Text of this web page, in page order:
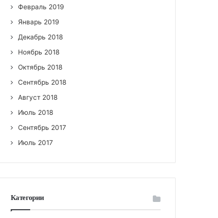
Февраль 2019
Январь 2019
Декабрь 2018
Ноябрь 2018
Октябрь 2018
Сентябрь 2018
Август 2018
Июль 2018
Сентябрь 2017
Июль 2017
Категории